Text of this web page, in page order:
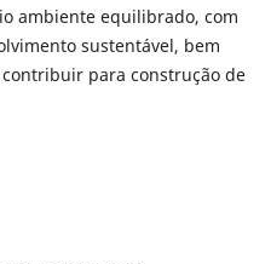
ambiente equilibrado, com
sustentável, bem
para construção de